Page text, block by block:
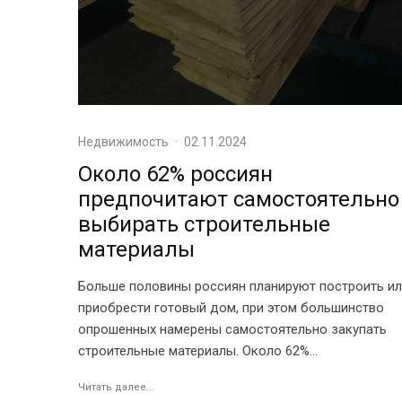
Недвижимость · 02.11.2024
Около 62% россиян
предпочитают самостоятельно
выбирать строительные
материалы
Больше половины россиян планируют построить
приобрести готовый дом, при этом большинство
опрошенных намерены самостоятельно закупать
строительные материалы. Около 62%...
Читать далее...